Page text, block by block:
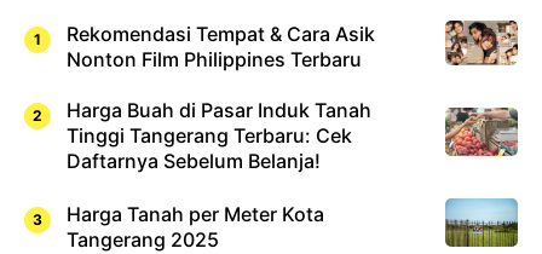
Rekomendasi Tempat & Cara Asik
Nonton Film Philippines Terbaru
Harga Buah di Pasar Induk Tanah
Tinggi Tangerang Terbaru: Cek
Daftarnya Sebelum Belanja!
Harga Tanah per Meter Kota
Tangerang 2025